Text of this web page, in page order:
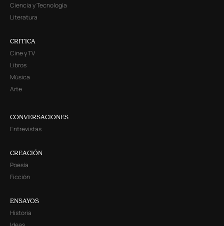
Ciencia y Tecnología
Literatura
CRITICA
Cine y TV
Libros
Música
Arte
CONVERSACIONES
Entrevistas
CREACIÓN
Poesía
Ficción
ENSAYOS
Historia